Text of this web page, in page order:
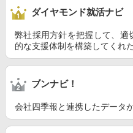
ダイヤモンド就活ナビ
弊社採用方針を把握して、適
的な支援体制を構築してくれ
ブンナビ！
会社四季報と連携したデータ